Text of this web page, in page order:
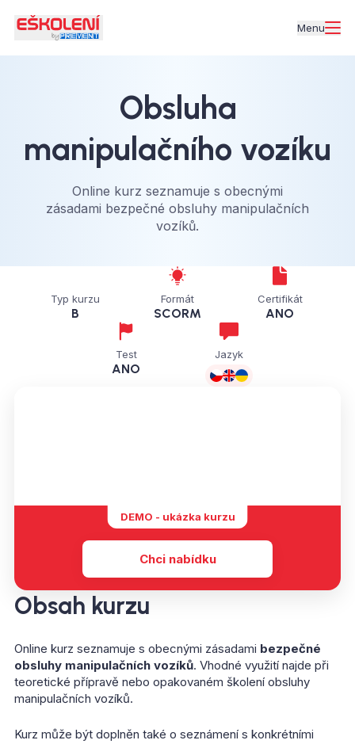
Menu
Obsluha
manipulačního vozíku
Online kurz seznamuje s obecnými
zásadami bezpečné obsluhy manipulačních
vozíků.
Typ kurzu
B
Formát
SCORM
Certifikát
ANO
Test
ANO
Jazyk
DEMO - ukázka kurzu
Chci nabídku
Obsah kurzu
Online kurz seznamuje s obecnými zásadami bezpečné
obsluhy manipulačních vozíků. Vhodné využití najde při
teoretické přípravě nebo opakovaném školení obsluhy
manipulačních vozíků.
Kurz může být doplněn také o seznámení s konkrétními